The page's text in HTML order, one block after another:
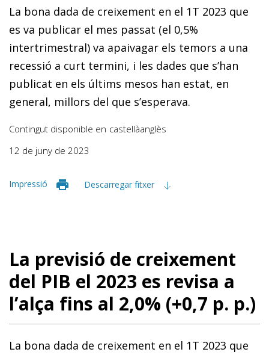
La bona dada de creixement en el 1T 2023 que
es va publicar el mes passat (el 0,5%
intertrimestral) va apaivagar els temors a una
recessió a curt termini, i les dades que s’han
publicat en els últims mesos han estat, en
general, millors del que s’esperava.
Contingut disponible en castellàanglès
12 de juny de 2023
Impressió Descarregar fitxer
La previsió de creixement
del PIB el 2023 es revisa a
l’alça fins al 2,0% (+0,7 p. p.)
La bona dada de creixement en el 1T 2023 que